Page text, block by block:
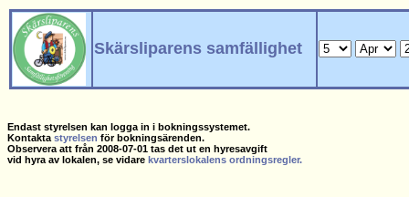
Skärsliparens samfällighet
Endast styrelsen kan logga in i bokningssystemet.
Kontaktastyrelsen för bokningsärenden.
Observera att från 2008-07-01 tas det ut en hyresavgift
vid hyra av lokalen, se vidare kvarterslokalens ordningsregler.